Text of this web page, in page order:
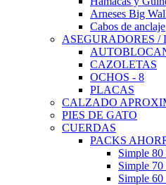
Arneses Big
Cabos de anclaje
ASEGURADORES /
CAZOLETAS
OCHOS - 8
PLACAS
CALZADO
PIES DE GATO
CUERDAS
PACKS
Simple 80
Simple 70
Simple 60